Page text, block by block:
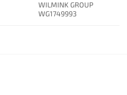
WILMINK GROUP
WG1749993